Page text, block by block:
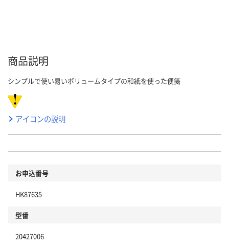
商品説明
シンプルで使い易いボリュームタイプの和紙を使った便箋
アイコンの説明
お申込番号
HK87635
型番
20427006